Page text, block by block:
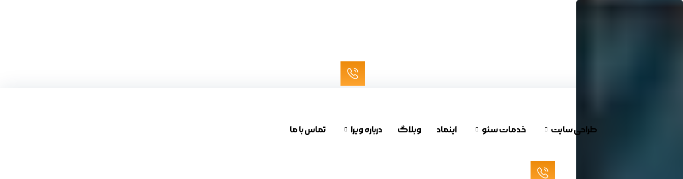
طراحی سایت خدمات سئو اینماد وبلاگ درباره ویرا تماس با ما